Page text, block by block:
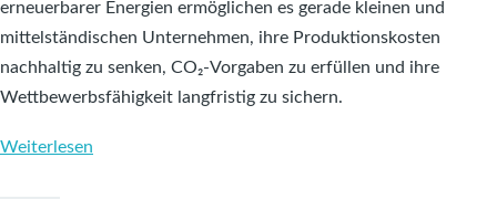
erneuerbarer Energien ermöglichen es gerade kleinen und
mittelständischen Unternehmen, ihre Produktionskosten
nachhaltig zu senken, CO₂-Vorgaben zu erfüllen und ihre
Wettbewerbsfähigkeit langfristig zu sichern.
Weiterlesen